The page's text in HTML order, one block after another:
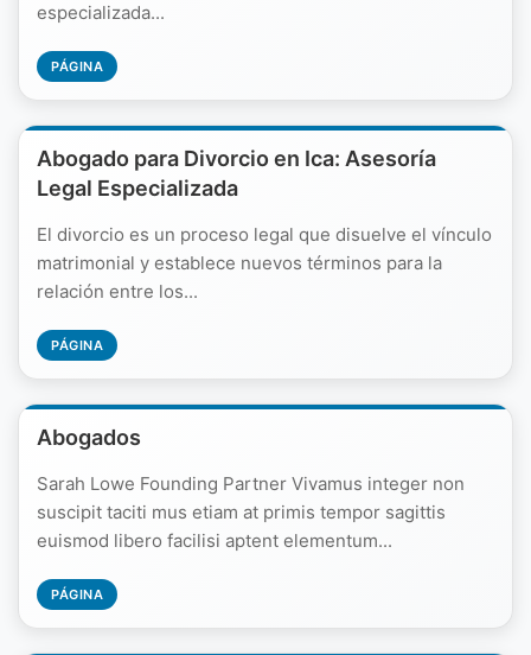
especializada...
PÁGINA
Abogado para Divorcio en Ica: Asesoría
Legal Especializada
El divorcio es un proceso legal que disuelve el vínculo
matrimonial y establece nuevos términos para la
relación entre los...
PÁGINA
Abogados
Sarah Lowe Founding Partner Vivamus integer non
suscipit taciti mus etiam at primis tempor sagittis
euismod libero facilisi aptent elementum...
PÁGINA